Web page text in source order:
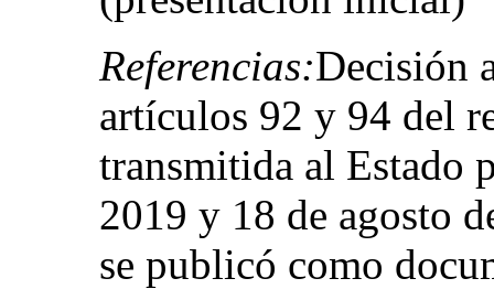
Referencias:Decisión
artículos 92 y 94 del
transmitida al Estado
2019 y 18 de agosto
se publicó como